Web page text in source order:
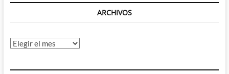
ARCHIVOS
Archivos